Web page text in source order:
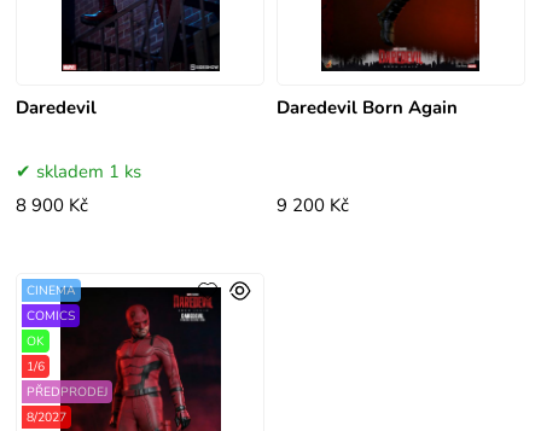
Daredevil
skladem 1 ks
8 900 Kč
Daredevil Born Again
9 200 Kč
CINEMA
COMICS
OK
1/6
PŘEDPRODEJ
8/2027